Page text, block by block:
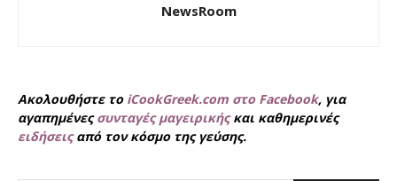
NewsRoom
Ακολουθήστε το iCookGreek.com στο Facebook, για
αγαπημένεςσυνταγές μαγειρικήςκαι καθημερινές
ειδήσειςαπό τον κόσμο της γεύσης.